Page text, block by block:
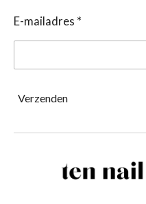
E-mailadres *
Verzenden